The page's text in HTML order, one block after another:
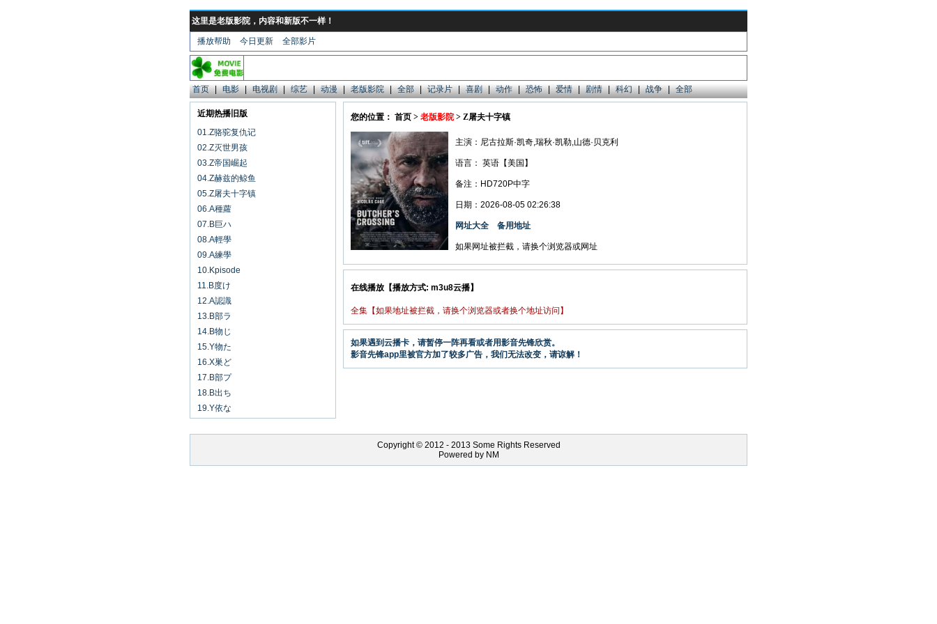
这里是老版影院，内容和新版不一样！
播放帮助 今日更新 全部影片
首页 | 电影 | 电视剧 | 综艺 | 动漫 | 老版影院 | 全部 | 记录片 | 喜剧 | 动作 | 恐怖 | 爱情 | 剧情 | 科幻 | 战争 | 全部
近期热播旧版
01.Z骆驼复仇记
02.Z灭世男孩
03.Z帝国崛起
04.Z赫兹的鲸鱼
05.Z屠夫十字镇
06.A種蘿
07.B巨ハ
08.A輕學
09.A練學
10.Kpisode
11.B度け
12.A認識
13.B部ラ
14.B物じ
15.Y物た
16.X巣ど
17.B部プ
18.B出ち
19.Y依な
您的位置： 首页 > 老版影院 > Z屠夫十字镇
主演：尼古拉斯·凯奇,瑞秋·凯勒,山德·贝克利
语言： 英语【美国】
备注：HD720P中字
日期：2026-08-05 02:26:38
网址大全 备用地址
如果网址被拦截，请换个浏览器或网址
在线播放【播放方式: m3u8云播】
全集【如果地址被拦截，请换个浏览器或者换个地址访问】
如果遇到云播卡，请暂停一阵再看或者用影音先锋欣赏。
影音先锋app里被官方加了较多广告，我们无法改变，请谅解！
Copyright © 2012 - 2013 Some Rights Reserved
Powered by NM